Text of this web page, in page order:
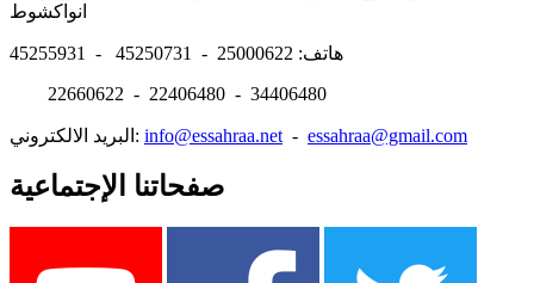
هاتف: 25000622 - 45250731 - 45255931
22660622 - 22406480 - 34406480
البريد الالكتروني: info@essahraa.net - essahraa@gmail.com
صفحاتنا الإجتماعية